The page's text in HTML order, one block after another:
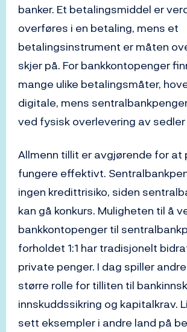
banker. Et betalingsmiddel er
overføres i en betaling, mens et
betalingsinstrument er måten
skjer på. For bankkontopenger
mange ulike betalingsmåter,
digitale, mens
ved fysisk overlevering av
Allmenn tillit er avgjørende for at
fungere effektivt.
ingen kredittrisiko, siden
kan gå konkurs. Muligheten til å
bankkontopenger til
forholdet 1:1 har tradisjonelt
private penger. I dag spiller
større rolle for tilliten til
innskuddssikring og kapitalkrav.
sett eksempler i andre land på